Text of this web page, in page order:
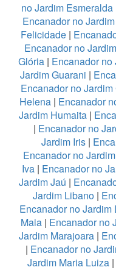
no Jardim Esmeralda
Encanador no
Felicidade |
Encanador no
Glória | Encanador
Jardim Guarani |
Encanador no
Helena | Encanador
Jardim Humaita |
| Encanador no
Jardim Iris|
Encanador no
Iva| Encanador no
Jardim Jaú |
Jardim Libano |
Encanador no Jardim
Maia| Encanador no
Jardim Marajoara |
| Encanador no
Jardim Maria Luiza|